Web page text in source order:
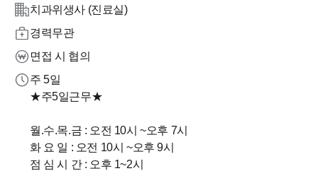
치과위생사 (진료실)
경력무관
면접 시 협의
주 5일
★주5일근무★
월.수.목.금 : 오전 10시 ~오후 7시
화 요 일 : 오전 10시 ~오후 9시
점 심 시 간 : 오후 1~2시